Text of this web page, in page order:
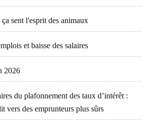
sent l'esprit des animaux
et baisse des salaires
2026
du plafonnement des taux d’intérêt :
vers des emprunteurs plus sûrs